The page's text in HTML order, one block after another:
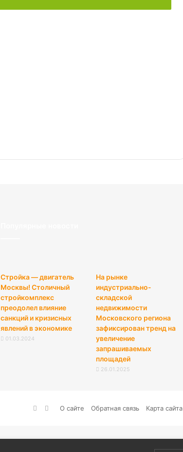
Стройка — двигатель
Москвы! Столичный
стройкомплекс
преодолел влияние
санкций и кризисных
явлений в экономике
01.03.2024
На рынке
индустриально-
складской
недвижимости
Московского региона
зафиксирован тренд на
увеличение
запрашиваемых
площадей
26.01.2025
О сайте Обратная связь Карта сайта
vk.com